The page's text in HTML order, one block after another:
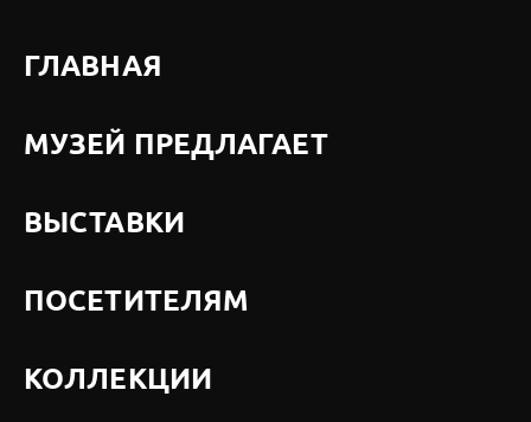
ГЛАВНАЯ
МУЗЕЙ ПРЕДЛАГАЕТ
ВЫСТАВКИ
ПОСЕТИТЕЛЯМ
КОЛЛЕКЦИИ